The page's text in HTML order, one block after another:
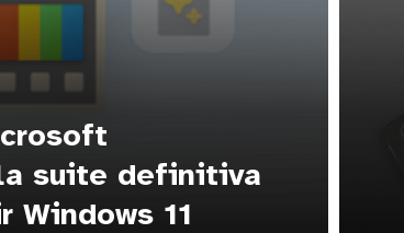
suite definitiva
Windows 11